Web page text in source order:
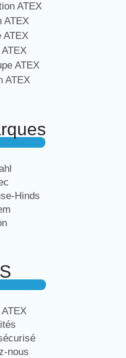
ATEX
ATEX
ATEX
ATEX
ATEX
Hinds
nous